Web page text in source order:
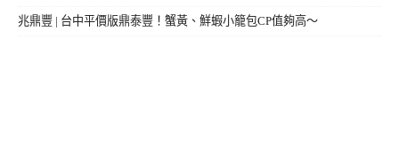
兆鼎豐 | 台中平價版鼎泰豐！蟹黃、鮮蝦小籠包CP值夠高～